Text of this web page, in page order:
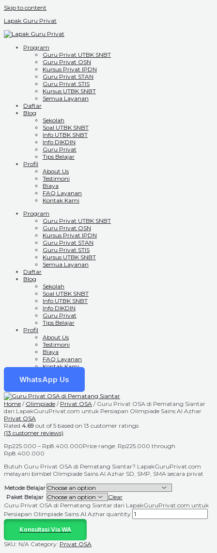
Skip to content
Lapak Guru Privat
Program
Guru Privat UTBK SNBT
Guru Privat OSN
Kursus Privat IPDN
Guru Privat STAN
Guru Privat STIS
Kursus UTBK SNBT
Semua Layanan
Daftar
Blog
Sekolah
Soal UTBK SNBT
Info UTBK SNBT
Info DIKDIN
Guru Privat
Tips Belajar
Profil
About Us
Testimoni
Biaya
FAQ Layanan
Kontak Kami
Program
Guru Privat UTBK SNBT
Guru Privat OSN
Kursus Privat IPDN
Guru Privat STAN
Guru Privat STIS
Kursus UTBK SNBT
Semua Layanan
Daftar
Blog
Sekolah
Soal UTBK SNBT
Info UTBK SNBT
Info DIKDIN
Guru Privat
Tips Belajar
Profil
About Us
Testimoni
Biaya
FAQ Layanan
Kontak Kami
WhatsApp Us
Home / Olimpiade / Privat OSA / Guru Privat OSA di Pematang Siantar
dari LapakGuruPrivat.com untuk Persiapan Olimpiade Sains Al Azhar
Privat OSA
Rated 4.69 out of 5 based on 13 customer ratings
(13 customer reviews)
Rp225.000 – Rp8.400.000Price range: Rp225.000 through
Rp8.400.000
Butuh Guru Privat OSA di Pematang Siantar? LapakGuruPrivat.com
melayani bimbel Olimpiade Sains Al Azhar SD, SMP, SMA secara privat
Metode Belajar
Paket Belajar
Clear
Guru Privat OSA di Pematang Siantar dari LapakGuruPrivat.com untuk
Persiapan Olimpiade Sains Al Azhar quantity
Konsultasi Via WA
SKU: N/A Category: Privat OSA